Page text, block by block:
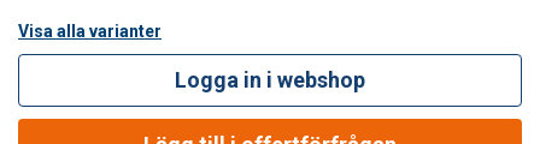
Visa alla varianter
Logga in i webshop